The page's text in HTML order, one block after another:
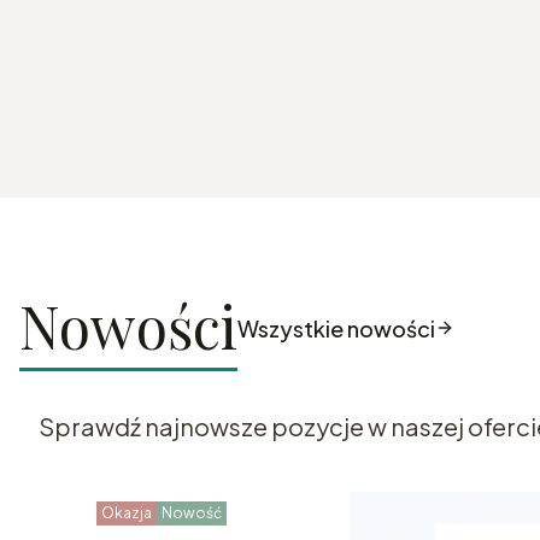
NowościWszystkie nowości
Sprawdź najnowsze pozycje w naszej
Okazja Nowość